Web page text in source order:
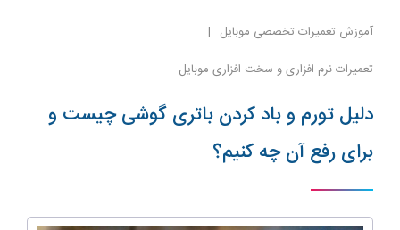
آموزش تعمیرات تخصصی موبایل
تعمیرات نرم افزاری و سخت افزاری موبایل
دلیل تورم و باد کردن باتری گوشی چیست و
برای رفع آن چه کنیم؟